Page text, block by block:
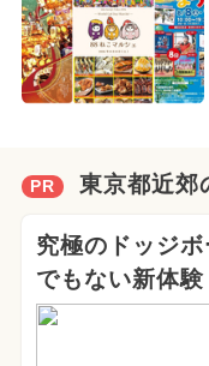
PR 東京都近郊
究極のドッジ
でもない新体験